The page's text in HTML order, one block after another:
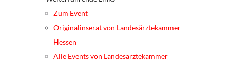
Zum Event
Originalinserat von Landesärztekammer
Hessen
Alle Events von Landesärztekammer